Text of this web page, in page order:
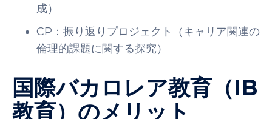
成）
CP：振り返りプロジェクト（キャリア関連の
倫理的課題に関する探究）
国際バカロレア教育（IB
教育）のメリット